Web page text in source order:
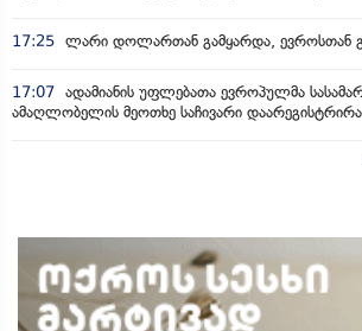
17:25 ლარი დოლართან გამყარდა, ევროსთან
17:07 ადამიანის უფლებათა ევროპულმა
ამაღლობელის მეოთხე საჩივარი დაარეგისტრირა